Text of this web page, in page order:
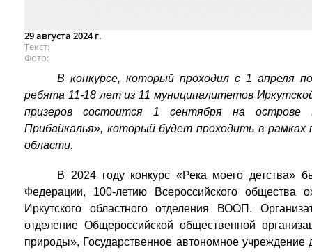
29 августа 2024 г.
Текст
Фото
В конкурсе, который проходил с 1 апреля
ребята 11-18 лет из 11 муниципалитетов
призеров состоится 1 сентября на
Прибайкалья», который будет проходить в рамках
области.
В 2024 году конкурс «Река моего детства»
Федерации, 100-летию Всероссийского
Иркутского областного отделения ВООП.
отделение Общероссийской общественной
природы», Государственное автономное учреждение